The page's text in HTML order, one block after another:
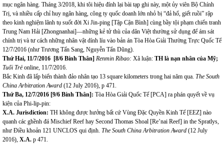
mục ngân hàng. Tháng 3/2018, khi tôi hiệu đính lại bài tạp ghi này, một ủy viên Bộ Chính
Trị, và nhiều cấp chỉ huy ngân hàng, công ty quốc doanh lớn nhỏ bị “đả hổ, giết ruồi” rập
theo kinh nghiệm lãnh tụ suốt đời Xi Jin-ping [Tập Cận Bình] cùng bầy tội phạm chiến tranh
Trung Nam Hải [Zhongnanhai]—những kẻ tử thù của dân Việt thường sử dụng để ám sát
chính trị và tư cách những nhân vật dính líu vào bản án Tòa Hòa Giải Thường Trực Quốc Tế
12/7/2016 (như Trương Tấn Sang, Nguyễn Tẩn Dũng).
Thứ Hai, 11/7/2016 [8/6 Bính Thân] Renmin Ribao: Xã luận: TH là nạn nhân của Mỹ;
Tuổi Trẻ online, 11/7/2016.
Bắc Kinh đã lấp biển thành đảo nhân tạo 13 square kilometers trong hai năm qua. The South
China Arbitration Award (12 July 2016), p 471.
Thứ Ba, 12/7/2016 [9/6 Bính Thân]: Tòa Hòa Giải Quốc Tế [PCA] ra phán quyết về vụ
kiện của Phi-lip-pin:
X.A. Jurisdiction: TH không được hưởng bất cứ Vùng Đặc Quyền Kinh Tế [EEZ] nào
quanh các ghềnh đá Mischief Reef hay Second Thomas Shoal [Re’nai Reef] in the Spratlys,
như Điều khoản 121 UNCLOS qui định. The South China Arbitration Award (12 July
2016), X.A. p 471.